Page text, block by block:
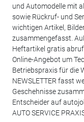
und Automodelle mit
sowie Rückruf- und
wichtigen Artikel,
zusammengefasst.
Heftartikel gratis
Online-Angebot um
Betriebspraxis für die
NEWSLETTER fasst
Geschehnisse
Entscheider auf
AUTO SERVICE